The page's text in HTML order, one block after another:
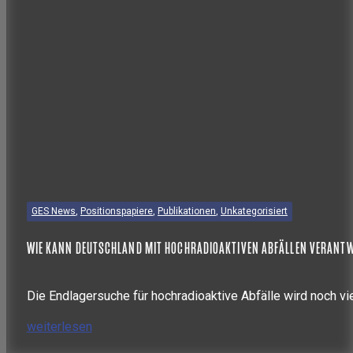
GES News, Positionspapiere, Publikationen, Unkategorisiert
WIE KANN DEUTSCHLAND MIT HOCHRADIOAKTIVEN ABFÄLLEN
Die Endlagersuche für hochradioaktive Abfälle wird noch
weiterlesen